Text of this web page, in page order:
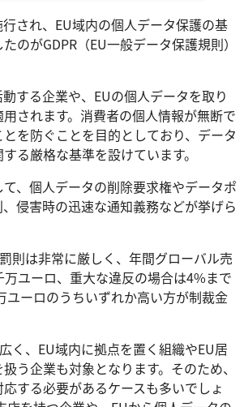
され、EU域内の個人データ保護の基
のがGDPR（EU一般データ保護規則）
する企業や、EUの個人データを取り
されます。消費者の個人情報が無断で
を防ぐことを目的としており、データ
る厳格な基準を設けています。
、個人データの削除要求権やデータポ
侵害時の迅速な通知義務などが挙げら
則は非常に厳しく、年間グローバル売
ユーロ、重大な違反の場合は4%まで
ユーロのうちいずれか高い方が制裁金
く、EU域内に拠点を置く組織やEU居
う企業も対象となります。そのため、
する必要があるケースも多いでしょ